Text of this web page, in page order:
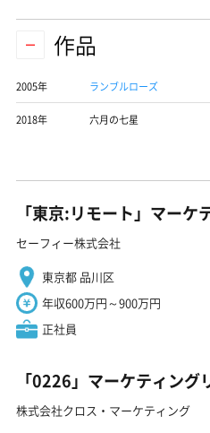
作品
2005年 ランブルローズ
2018年 六月の七星
「東京:リモート」マーケ
セーフィー株式会社
東京都 品川区
年収600万円～900万円
正社員
「0226」マーケティング
株式会社クロス・マーケティング